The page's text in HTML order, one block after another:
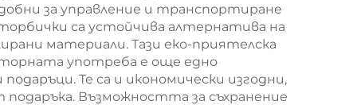
за управление и транспортиране
са устойчива алтернатива на
материали. Тази еко-приятелска
употреба е още едно
Те са и икономически изгодни,
Възможността за съхранение